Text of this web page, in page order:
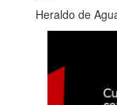
Heraldo de